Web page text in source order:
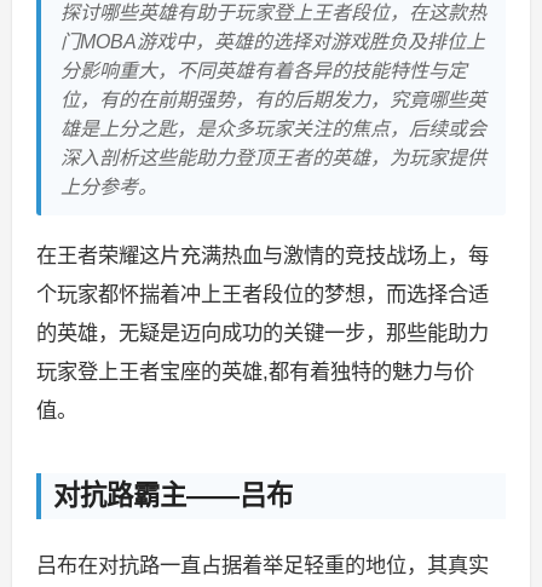
探讨哪些英雄有助于玩家登上王者段位，在这款热
门MOBA游戏中，英雄的选择对游戏胜负及排位上
分影响重大，不同英雄有着各异的技能特性与定
位，有的在前期强势，有的后期发力，究竟哪些英
雄是上分之匙，是众多玩家关注的焦点，后续或会
深入剖析这些能助力登顶王者的英雄，为玩家提供
上分参考。
在王者荣耀这片充满热血与激情的竞技战场上，每
个玩家都怀揣着冲上王者段位的梦想，而选择合适
的英雄，无疑是迈向成功的关键一步，那些能助力
玩家登上王者宝座的英雄,都有着独特的魅力与价
值。
对抗路霸主——吕布
吕布在对抗路一直占据着举足轻重的地位，其真实